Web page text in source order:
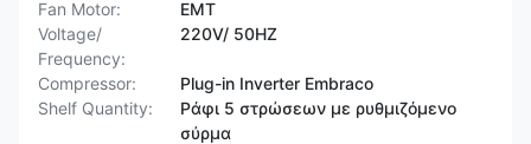
Fan Motor:
ΕΜΤ
Voltage/
Frequency:
220V/ 50HZ
Compressor:
Plug-in Inverter Embraco
Shelf Quantity:
Ράφι 5 στρώσεων με ρυθμιζόμενο
σύρμα